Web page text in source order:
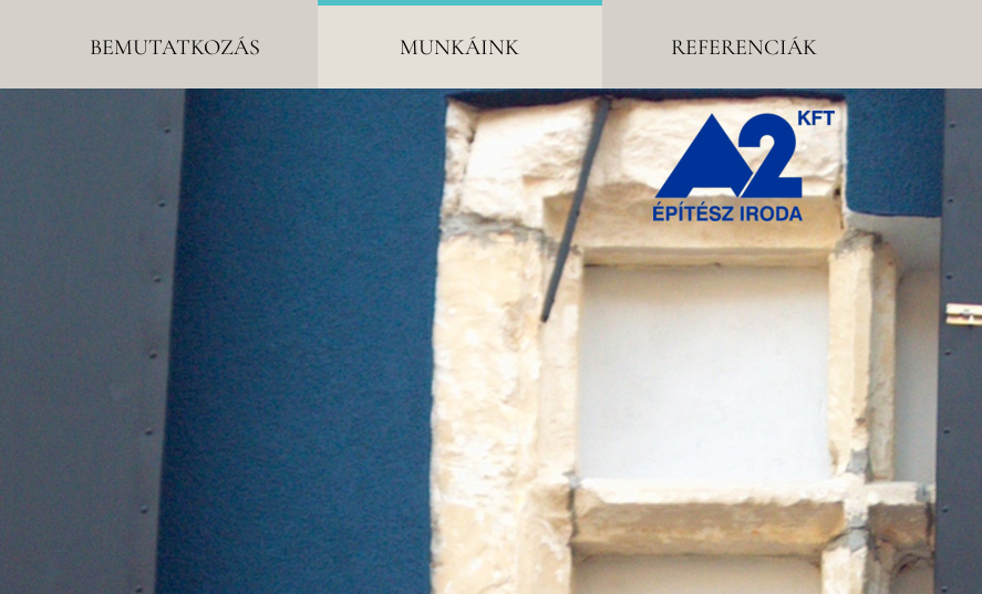
BEMUTATKOZÁS MUNKÁINK REFERENCIÁK